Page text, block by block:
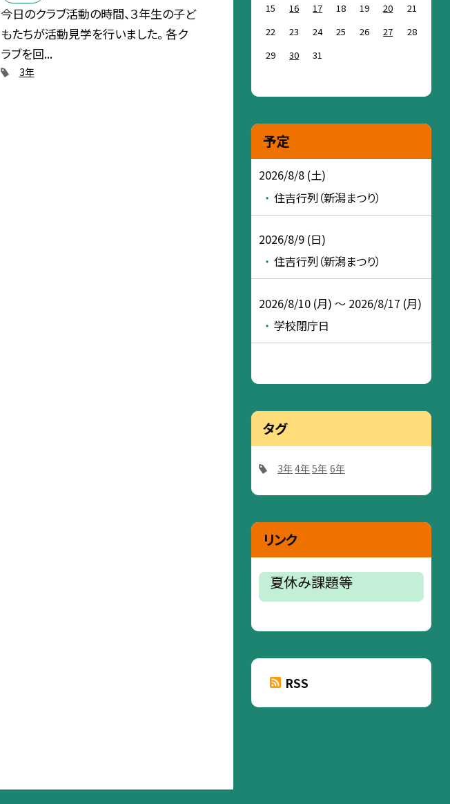
今日のクラブ活動の時間、３年生の子ど
もたちが活動見学を行いました。 各ク
ラブを回...
3年
15
16 17 18 19 20
21
22
23 24 25 26 27
28
29
30 31
予定
2026/8/8 (土)
住吉行列（新潟まつり）
2026/8/9 (日)
住吉行列（新潟まつり）
2026/8/10 (月) ～ 2026/8/17 (月)
学校閉庁日
タグ
3年4年5年 6年
リンク
夏休み課題等
RSS